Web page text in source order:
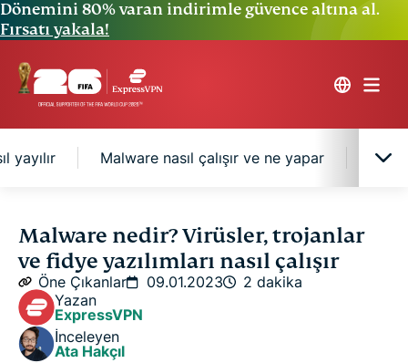
Dönemini 80% varan indirimle güvence altına al.
Fırsatı yakala!
yayılır Malware nasıl çalışır ve ne yapar
Farklı malware türleri
Malware nasıl yayılır
Malware nasıl çalışır ve ne yapar
Malware nedir? Virüsler, trojanlar
ve fidye yazılımları nasıl çalışır
Öne Çıkanlar 09.01.2023
2 dakika
Yazan
ExpressVPN
İnceleyen
Ata Hakçıl